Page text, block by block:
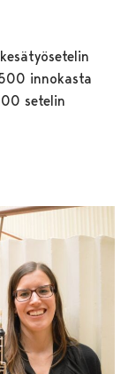
innokasta
setelin